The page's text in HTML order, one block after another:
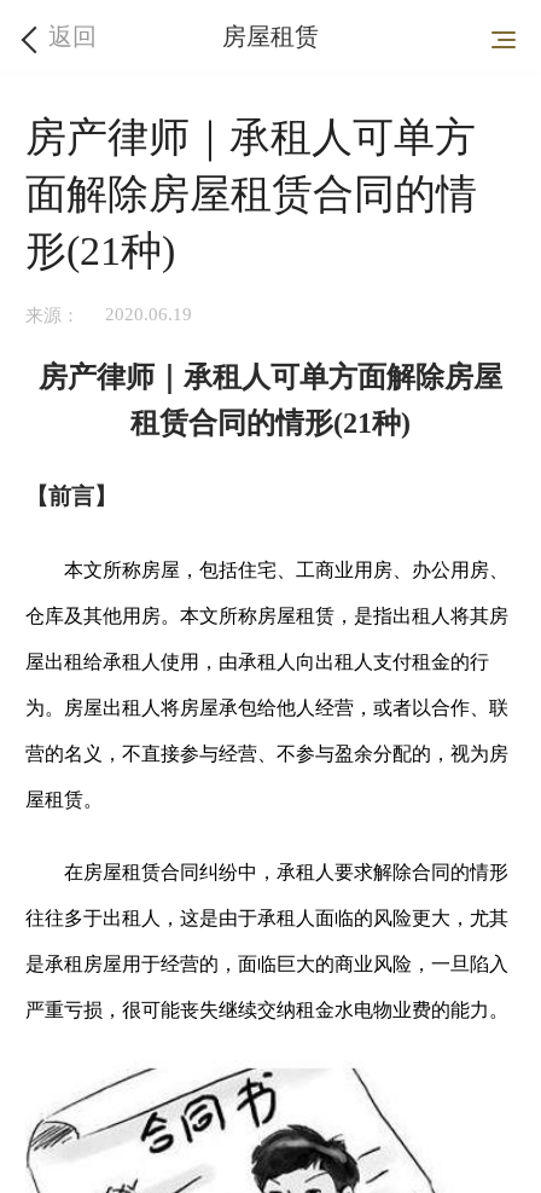
返回 房屋租赁
房产律师｜承租人可单方
面解除房屋租赁合同的情
形(21种)
来源： 2020.06.19
房产律师｜承租人可单方面解除房屋
租赁合同的情形(21种)
【前言】
本文所称房屋，包括住宅、工商业用房、办公用房、
仓库及其他用房。本文所称房屋租赁，是指出租人将其房
屋出租给承租人使用，由承租人向出租人支付租金的行
为。房屋出租人将房屋承包给他人经营，或者以合作、联
营的名义，不直接参与经营、不参与盈余分配的，视为房
屋租赁。
在房屋租赁合同纠纷中，承租人要求解除合同的情形
往往多于出租人，这是由于承租人面临的风险更大，尤其
是承租房屋用于经营的，面临巨大的商业风险，一旦陷入
严重亏损，很可能丧失继续交纳租金水电物业费的能力。